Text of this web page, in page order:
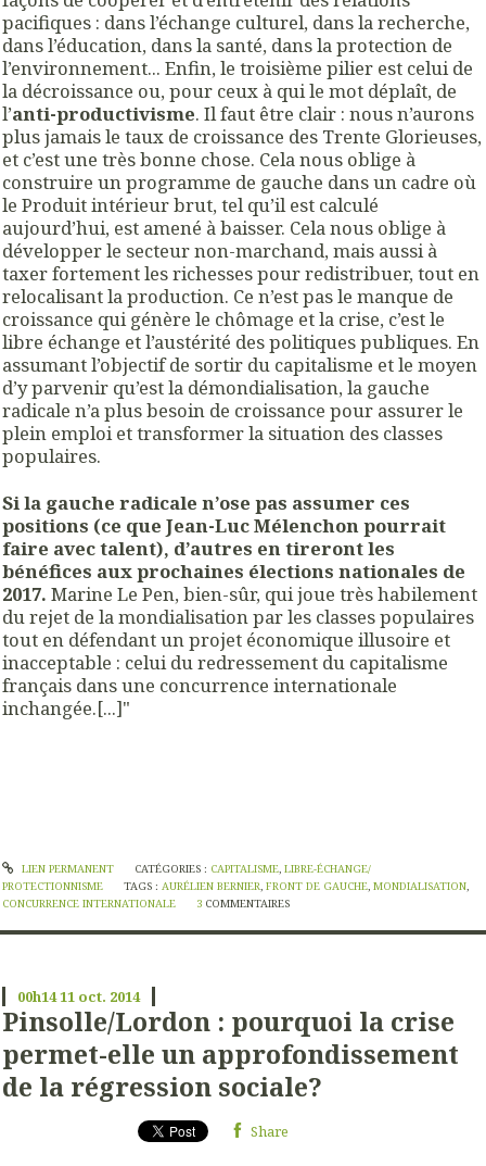
pacifiques : dans l’échange culturel, dans la recherche,
dans l’éducation, dans la santé, dans la protection de
l’environnement... Enfin, le troisième pilier est celui de
la décroissance ou, pour ceux à qui le mot déplaît, de
l’anti-productivisme. Il faut être clair : nous n’aurons
plus jamais le taux de croissance des Trente Glorieuses,
et c’est une très bonne chose. Cela nous oblige à
construire un programme de gauche dans un cadre où
le Produit intérieur brut, tel qu’il est calculé
aujourd’hui, est amené à baisser. Cela nous oblige à
développer le secteur non-marchand, mais aussi à
taxer fortement les richesses pour redistribuer, tout en
relocalisant la production. Ce n’est pas le manque de
croissance qui génère le chômage et la crise, c’est le
libre échange et l’austérité des politiques publiques. En
assumant l’objectif de sortir du capitalisme et le moyen
d’y parvenir qu’est la démondialisation, la gauche
radicale n’a plus besoin de croissance pour assurer le
plein emploi et transformer la situation des classes
populaires.
Si la gauche radicale n’ose pas assumer ces
positions (ce que Jean-Luc Mélenchon pourrait
faire avec talent), d’autres en tireront les
bénéfices aux prochaines élections nationales de
2017. Marine Le Pen, bien-sûr, qui joue très habilement
du rejet de la mondialisation par les classes populaires
tout en défendant un projet économique illusoire et
inacceptable : celui du redressement du capitalisme
français dans une concurrence internationale
inchangée.[...]"
LIEN PERMANENT CATÉGORIES : CAPITALISME, LIBRE-ÉCHANGE/
PROTECTIONNISME
TAGS :AURÉLIEN BERNIER,FRONT DE GAUCHE,MONDIALISATION,
CONCURRENCE INTERNATIONALE
3 COMMENTAIRES
00h1411 oct. 2014
Pinsolle/Lordon : pourquoi la crise
permet-elle un approfondissement
de la régression sociale?
Share